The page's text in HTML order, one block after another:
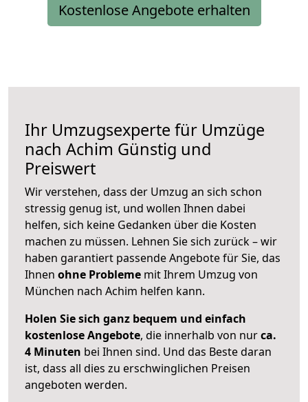
Kostenlose Angebote erhalten
Ihr Umzugsexperte für Umzüge
nach Achim Günstig und
Preiswert
Wir verstehen, dass der Umzug an sich schon
stressig genug ist, und wollen Ihnen dabei
helfen, sich keine Gedanken über die Kosten
machen zu müssen. Lehnen Sie sich zurück – wir
haben garantiert passende Angebote für Sie, das
Ihnen ohne Probleme mit Ihrem Umzug von
München nach Achim helfen kann.
Holen Sie sich ganz bequem und einfach
kostenlose Angebote, die innerhalb von nurca.
4 Minuten bei Ihnen sind. Und das Beste daran
ist, dass all dies zu erschwinglichen Preisen
angeboten werden.